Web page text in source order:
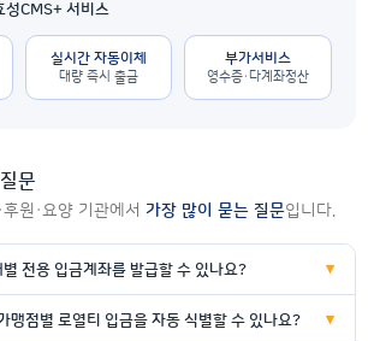
성CMS+ 서비스
실시간 자동이체
대량 즉시 출금
부가서비스
영수증·다계좌정산
문
원·요양 기관에서 가장 많이 묻는 질문입니다.
전용 입금계좌를 발급할 수 있나요? ▼
맹점별 로열티 입금을 자동 식별할 수 있나요? ▼